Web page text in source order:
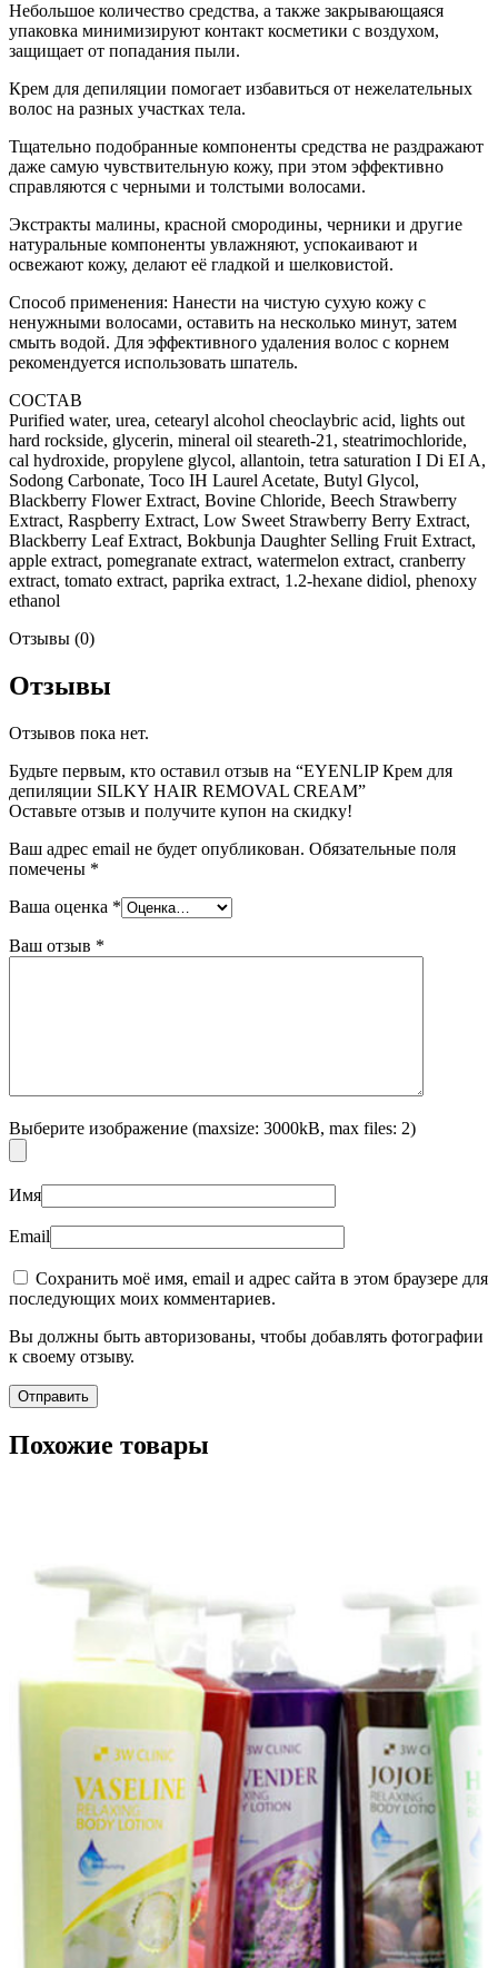
Небольшое количество средства, а также закрывающаяся
упаковка минимизируют контакт косметики с воздухом,
защищает от попадания пыли.
Крем для депиляции помогает избавиться от нежелательных
волос на разных участках тела.
Тщательно подобранные компоненты средства не раздражают
даже самую чувствительную кожу, при этом эффективно
справляются с черными и толстыми волосами.
Экстракты малины, красной смородины, черники и другие
натуральные компоненты увлажняют, успокаивают и
освежают кожу, делают её гладкой и шелковистой.
Способ применения: Нанести на чистую сухую кожу с
ненужными волосами, оставить на несколько минут, затем
смыть водой. Для эффективного удаления волос с корнем
рекомендуется использовать шпатель.
СОСТАВ
Purified water, urea, cetearyl alcohol cheoclaybric acid, lights out
hard rockside, glycerin, mineral oil steareth-21, steatrimochloride,
cal hydroxide, propylene glycol, allantoin, tetra saturation I Di EI A,
Sodong Carbonate, Toco IH Laurel Acetate, Butyl Glycol,
Blackberry Flower Extract, Bovine Chloride, Beech Strawberry
Extract, Raspberry Extract, Low Sweet Strawberry Berry Extract,
Blackberry Leaf Extract, Bokbunja Daughter Selling Fruit Extract,
apple extract, pomegranate extract, watermelon extract, cranberry
extract, tomato extract, paprika extract, 1.2-hexane didiol, phenoxy
ethanol
Отзывы (0)
Отзывы
Отзывов пока нет.
Будьте первым, кто оставил отзыв на “EYENLIP Крем для
депиляции SILKY HAIR REMOVAL CREAM”
Оставьте отзыв и получите купон на скидку!
Ваш адрес email не будет опубликован. Обязательные поля
помечены *
Ваша оценка *
Ваш отзыв *
Выберите изображение (maxsize: 3000kB, max files: 2)
Имя
Email
Сохранить моё имя, email и адрес сайта в этом браузере для
последующих моих комментариев.
Вы должны быть авторизованы, чтобы добавлять фотографии
к своему отзыву.
Похожие товары